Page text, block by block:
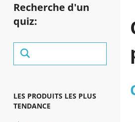
Recherche d'un
quiz:
LES PRODUITS LES PLUS
TENDANCE